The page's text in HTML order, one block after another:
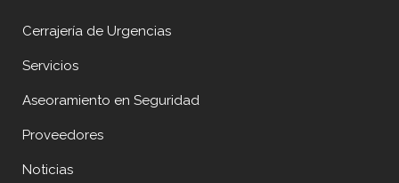
Cerrajería de Urgencias
Servicios
Aseoramiento en Seguridad
Proveedores
Noticias